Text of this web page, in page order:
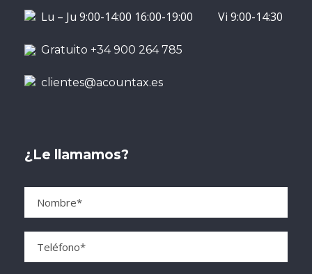
Lu – Ju 9:00-14:00 16:00-19:00 Vi 9:00-14:30
Gratuito +34 900 264 785
clientes@acountax.es
¿Le llamamos?